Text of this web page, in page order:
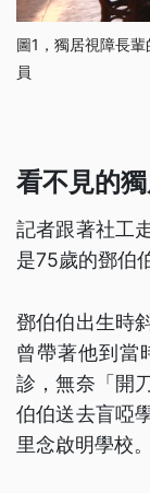
圖1，獨居視障長
員
看不見的
記者跟著社工
是75歲的鄧伯
鄧伯伯出生時
曾帶著他到當
診，無奈「開
伯伯送去盲啞
里念啟明學校。